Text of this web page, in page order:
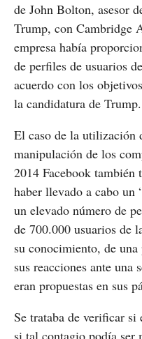
de John Bolton, asesor
Trump, con Cambridge
empresa había
de perfiles de usuarios
acuerdo con los
la candidatura de Trump.
El caso de la utilización
manipulación de los
2014 Facebook también
haber llevado a cabo un
un elevado número de
de 700.000 usuarios de
su conocimiento, de
sus reacciones ante una
eran propuestas en sus
Se trataba de verificar
si tal contagio podía ser